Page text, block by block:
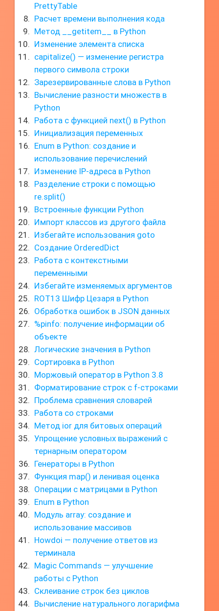
PrettyTable
Расчет времени выполнения кода
Метод __getitem__ в Python
Изменение элемента списка
capitalize() — изменение регистра
первого символа строки
Зарезервированные слова в Python
Вычисление разности множеств в
Python
Работа с функцией next() в Python
Инициализация переменных
Enum в Python: создание и
использование перечислений
Изменение IP-адреса в Python
Разделение строки с помощью
re.split()
Встроенные функции Python
Импорт классов из другого файла
Избегайте использования goto
Создание OrderedDict
Работа с контекстными
переменными
Избегайте изменяемых аргументов
ROT13 Шифр Цезаря в Python
Обработка ошибок в JSON данных
%pinfo: получение информации об
объекте
Логические значения в Python
Сортировка в Python
Моржовый оператор в Python 3.8
Форматирование строк с f-строками
Проблема сравнения словарей
Работа со строками
Метод ior для битовых операций
Упрощение условных выражений с
тернарным оператором
Генераторы в Python
Функция map() и ленивая оценка
Операции с матрицами в Python
Enum в Python
Модуль array: создание и
использование массивов
Howdoi — получение ответов из
терминала
Magic Commands — улучшение
работы с Python
Склеивание строк без циклов
Вычисление натурального логарифма